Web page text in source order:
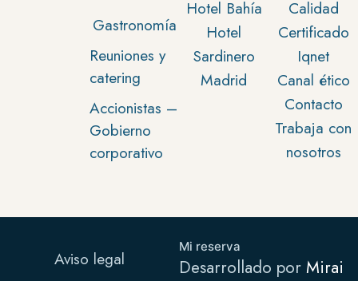
Gastronomía
Reuniones y
catering
Accionistas –
Gobierno
corporativo
Hotel Bahía
Hotel
Sardinero
Madrid
Calidad
Certificado
Iqnet
Canal ético
Contacto
Trabaja con
nosotros
Aviso legal
Mi reserva
Desarrollado por Mirai